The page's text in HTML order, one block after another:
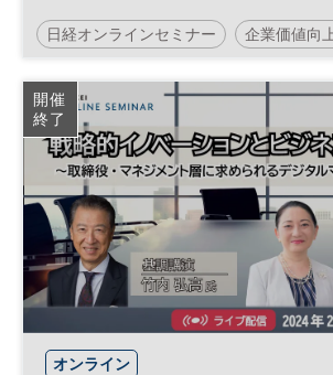
は？～」
日経オンラインセミナー 企業価値向
人的資本経営 ウェルビーイング
SDGs ワークスタイル
開催
終了
オンライン